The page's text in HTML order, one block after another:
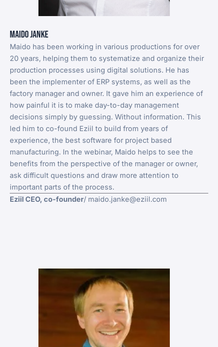
Maido Janke
Maido has been working in various productions for over
20 years, helping them to systematize and organize their
production processes using digital solutions. He has
been the implementer of ERP systems, as well as the
factory manager and owner. It gave him an experience of
how painful it is to make day-to-day management
decisions simply by guessing. Without information. This
led him to co-found Eziil to build from years of
experience, the best software for project based
manufacturing. In the webinar, Maido helps to see the
benefits from the perspective of the manager or owner,
ask difficult questions and draw more attention to
important parts of the process.
Eziil CEO, co-founder/ maido.janke@eziil.com